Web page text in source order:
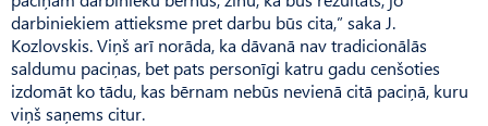
darbiniekiem attieksme pret darbu būs cita,” saka J.
Kozlovskis. Viņš arī norāda, ka dāvanā nav tradicionālās
saldumu paciņas, bet pats personīgi katru gadu cenšoties
izdomāt ko tādu, kas bērnam nebūs nevienā citā paciņā, kuru
viņš saņems citur.